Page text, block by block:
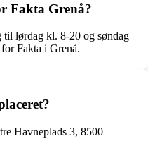
Fakta Grenå?
til lørdag kl. 8-20 og søndag
Fakta i Grenå.
Havneplads 3, 8500